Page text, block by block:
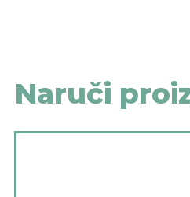
Naruči